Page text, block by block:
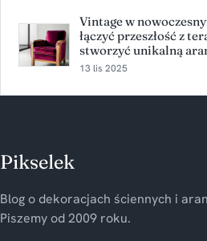
Vintage w
łączyć przeszłość z
stworzyć unikalną
13 lis 2025
Pikselek
Blog o dekoracjach ściennych i
Piszemy od 2009 roku.